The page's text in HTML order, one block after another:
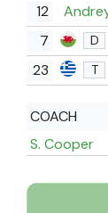
12
7
D
23
T
COACH
S. Cooper